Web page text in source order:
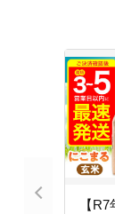
【